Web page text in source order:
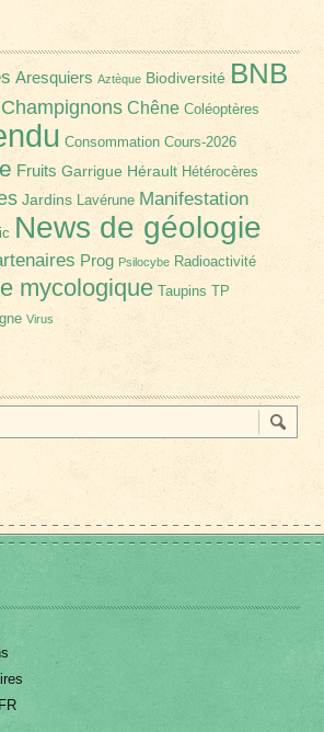
Aresquiers Aztèque Biodiversité BNB
Champignons Chêne Coléoptères
Consommation Cours-2026
Fruits Garrigue Hérault Hétérocères
Jardins Lavérune Manifestation
News de géologie
Prog Psilocybe Radioactivité
mycologique Taupins TP
Virus